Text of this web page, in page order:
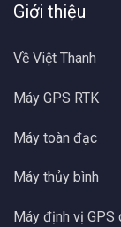
Giới thiệu
Về Việt Thanh
Máy GPS RTK
Máy toàn đạc
Máy thủy bình
Máy định vị GPS